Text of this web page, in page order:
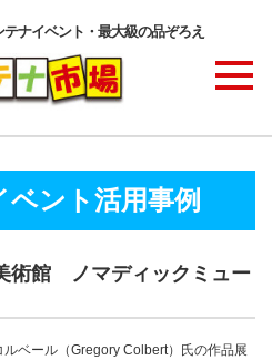
ナイベント・最大級の品ぞろえ
ナ・サービス
活用例・実績
ベント活用事例
術館 ノマディックミュー
ベール（Gregory Colbert）氏の作品展